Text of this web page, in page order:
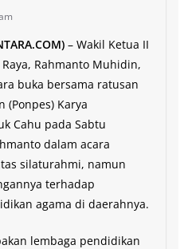
– Wakil Ketua II
Rahmanto Muhidin,
buka bersama ratusan
(Ponpes) Karya
Cahu pada Sabtu
dalam acara
silaturahmi, namun
terhadap
agama di daerahnya.
lembaga pendidikan